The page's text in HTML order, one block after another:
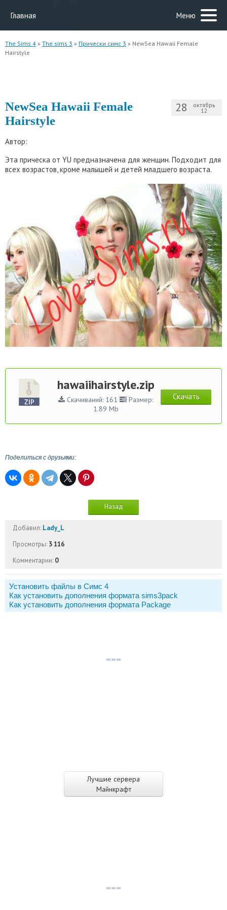
Главная Меню
Лучшие сервера
Майнкрафт
The Sims 4 » The sims 3 » Прически симс 3 » NewSea Hawaii Female
Hairstyle
28 октябрь
12
NewSea Hawaii Female
Hairstyle
Автор:
Эта прическа от YU предназначена для женщин. Подходит для
всех возрастов, кроме малышей и детей младшего возраста.
hawaiihairstyle.zip
Скачиваний: 161
Размер:
1.89 Mb
Скачать
Поделиться с друзьями:
Назад
Добавил: Lady_L
Просмотры: 3 116
Комментарии: 0
Установить файлы в Симс 4
Как установить дополнения формата sims3pack
Как установить дополнения формата Package